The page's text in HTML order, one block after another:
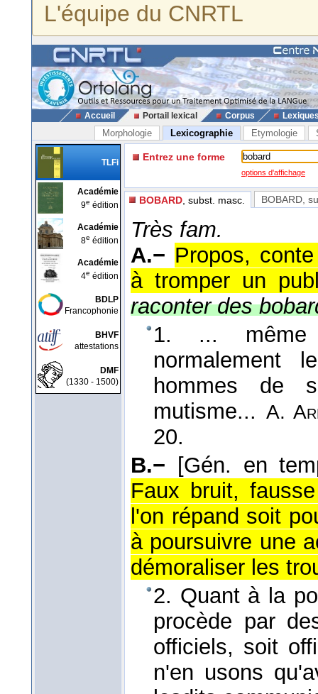
L'équipe du CNRTL
Accueil Portail lexical Corpus
Morphologie Lexicographie Etymologie
TLFi
Académie
9e édition
Académie
8e édition
Académie
4e édition
BDLP
Francophonie
BHVF
attestations
DMF
(1330 - 1500)
Entrez une forme
options d'affichage
BOBARD , subst. masc. BOBARD,
Très fam.
A.− Propos,
à tromper un
raconter des
1. ... même
normalement
hommes de
mutisme... A.
20.
B.−
[Gén. en
Faux bruit,
l'on répand soit
à poursuivre une
démoraliser les
2. Quant à la
procède par
officiels, soit
n'en usons